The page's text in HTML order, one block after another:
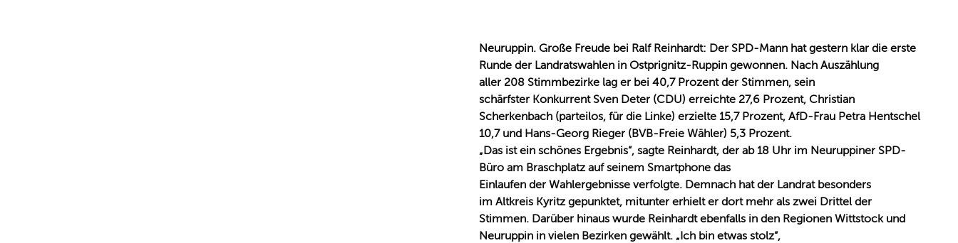
Neuruppin. Große Freude bei Ralf Reinhardt: Der SPD-Mann hat gestern klar die erste
Runde der Landratswahlen in Ostprignitz-Ruppin gewonnen. Nach Auszählung
aller 208 Stimmbezirke lag er bei 40,7 Prozent der Stimmen, sein
schärfster Konkurrent Sven Deter (CDU) erreichte 27,6 Prozent, Christian
Scherkenbach (parteilos, für die Linke) erzielte 15,7 Prozent, AfD-Frau Petra Hentschel
10,7 und Hans-Georg Rieger (BVB-Freie Wähler) 5,3 Prozent.
Das ist ein schönes Ergebnis“, sagte Reinhardt, der ab 18 Uhr im Neuruppiner SPD-
Büro am Braschplatz auf seinem Smartphone das
Einlaufen der Wahlergebnisse verfolgte. Demnach hat der Landrat besonders
im Altkreis Kyritz gepunktet, mitunter erhielt er dort mehr als zwei Drittel der
Stimmen. Darüber hinaus wurde Reinhardt ebenfalls in den Regionen Wittstock und
Neuruppin in vielen Bezirken gewählt. „Ich bin etwas stolz“,